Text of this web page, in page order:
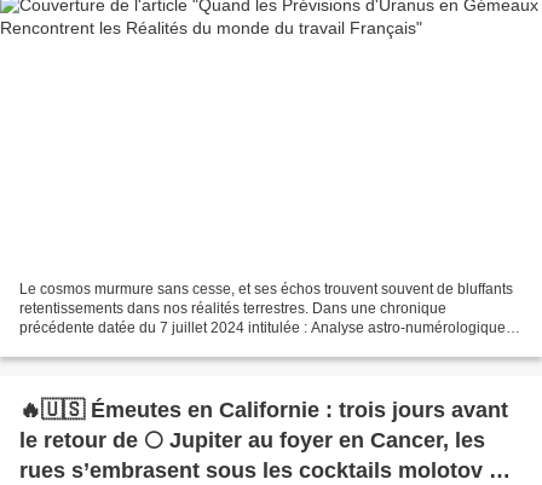
Le cosmos murmure sans cesse, et ses échos trouvent souvent de bluffants
retentissements dans nos réalités terrestres. Dans une chronique
précédente datée du 7 juillet 2024 intitulée : Analyse astro-numérologique
🔥🇺🇸 Émeutes en Californie : trois jours avant
le retour de 🌕 Jupiter au foyer en Cancer, les
rues s’embrasent sous les cocktails molotov de